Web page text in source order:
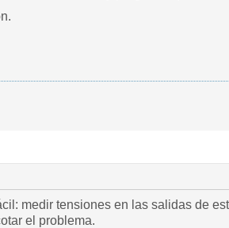
medir tensiones en las salidas de
el problema.